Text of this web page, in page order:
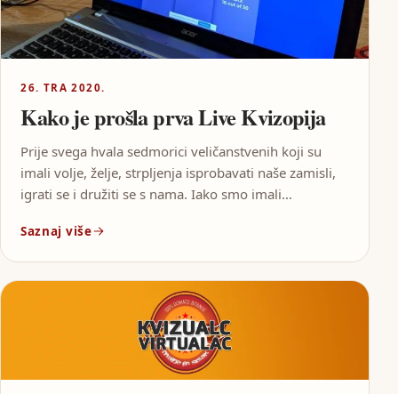
26. TRA 2020.
Kako je prošla prva Live Kvizopija
Prije svega hvala sedmorici veličanstvenih koji su
imali volje, želje, strpljenja isprobavati naše zamisli,
igrati se i družiti se s nama. Iako smo imali…
Saznaj više